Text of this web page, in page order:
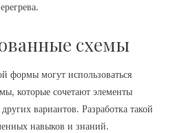
схемы
формы могут использоваться
которые сочетают элементы
вариантов. Разработка такой
навыков и знаний.